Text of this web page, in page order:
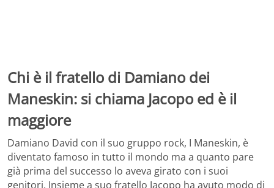
Chi è il fratello di Damiano dei
Maneskin: si chiama Jacopo ed è il
maggiore
Damiano David con il suo gruppo rock, I Maneskin, è
diventato famoso in tutto il mondo ma a quanto pare
già prima del successo lo aveva girato con i suoi
genitori. Insieme a suo fratello Jacopo ha avuto modo di